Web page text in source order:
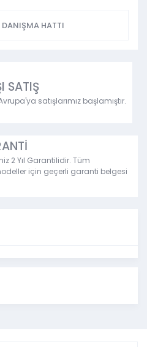
HATTI
SATIŞ
satışlarımız başlamıştır.
2 Yıl Garantilidir. Tüm
için geçerli garanti belgesi